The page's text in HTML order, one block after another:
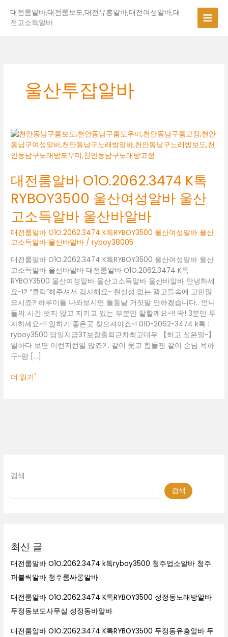
대전룸알바,대전룸보도,대전유흥알바,대전여성알바,대
전고소득알바
울산투잡알바
대전룸알바 O1O.2062.3474 K톡
RYBOY3500 울산여성알바 울산
고소득알바 울산바알바
대전룸알바 O1O.2062.3474 K톡RYBOY3500 울산여성알바 울산
고소득알바 울산바알바 /ryboy38005
대전룸알바 O1O.2062.3474 K톡RYBOY3500 울산여성알바 울산
고소득알바 울산바알바 대전룸알바 O1O.2062.3474 K톡
RYBOY3500 울산여성알바 울산고소득알바 울산바알바 안녕하세
요~!? “클릭”해주셔서 감사해요~ 현실성 없는 광고들속에 고민많
으시죠? 하루이틀 나와보시면 들통날 거짓말 안하겠습니다.. 언니
들의 시간 뺏지 않고 지키고 있는 부분만 말할께요~!! 딱! 3분만 투
자하세요~!! 일하기 좋은곳 찾으셔야죠~! 010-2062-3474 k톡 :
ryboy3500 당일지급3T보장출퇴근차최고대우 【하고 싶은말~】
일하다 보면 이런저런일 많죠?.. 같이 웃고 힘들땐 같이 손님 욕하
구~맘 […]
대
전
룸
바
O1O.2062.3474
K
RYBOY3500
울
산
성
알
바
울
산
고
소
득
알
바
산
더 읽기"
검색
검색
최신 글
대전룸알바 O1O.2062.3474 k톡ryboy3500 청주업소알바 청주
퍼블릭알바 청주룸싸롱알바
대전룸알바 O1O.2062.3474 K톡RYBOY3500 성정동노래방알바
두정동보도사무실 성정동바알바
대전룸알바 O1O.2062.3474 K톡RYBOY3500 두정동유흥알바 두